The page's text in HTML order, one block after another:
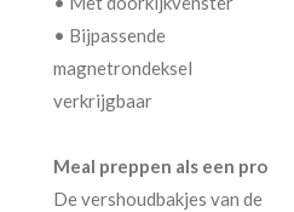
• Bijpassende
magnetrondeksel
verkrijgbaar
Meal preppen als een pro
De vershoudbakjes van de